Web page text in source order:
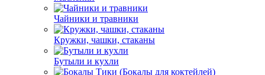
Чайники и травники
Кружки, чашки, стаканы
Бутыли и кухли